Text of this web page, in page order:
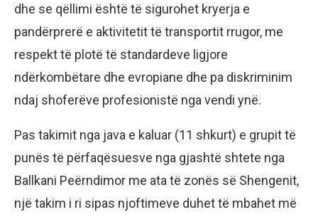
dhe se qëllimi është të sigurohet kryerja e
pandërprerë e aktivitetit të transportit rrugor, me
respekt të plotë të standardeve ligjore
ndërkombëtare dhe evropiane dhe pa diskriminim
ndaj shoferëve profesionistë nga vendi ynë.
Pas takimit nga java e kaluar (11 shkurt) e grupit të
punës të përfaqësuesve nga gjashtë shtete nga
Ballkani Peërndimor me ata të zonës së Shengenit,
një takim i ri sipas njoftimeve duhet të mbahet më